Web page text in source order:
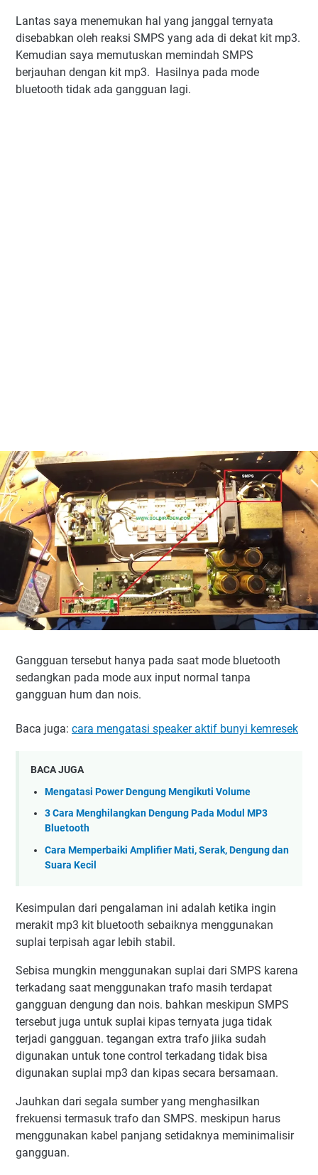
Lantas saya menemukan hal yang janggal ternyata
disebabkan oleh reaksi SMPS yang ada di dekat kit mp3.
Kemudian saya memutuskan memindah SMPS
berjauhan dengan kit mp3. Hasilnya pada mode
bluetooth tidak ada gangguan lagi.
Gangguan tersebut hanya pada saat mode bluetooth
sedangkan pada mode aux input normal tanpa
gangguan hum dan nois.
Baca juga: cara mengatasi speaker aktif bunyi kemresek
BACA JUGA
Mengatasi Power Dengung Mengikuti Volume
3 Cara Menghilangkan Dengung Pada Modul MP3
Bluetooth
Cara Memperbaiki Amplifier Mati, Serak, Dengung dan
Suara Kecil
Kesimpulan dari pengalaman ini adalah ketika ingin
merakit mp3 kit bluetooth sebaiknya menggunakan
suplai terpisah agar lebih stabil.
Sebisa mungkin menggunakan suplai dari SMPS karena
terkadang saat menggunakan trafo masih terdapat
gangguan dengung dan nois. bahkan meskipun SMPS
tersebut juga untuk suplai kipas ternyata juga tidak
terjadi gangguan. tegangan extra trafo jiika sudah
digunakan untuk tone control terkadang tidak bisa
digunakan suplai mp3 dan kipas secara bersamaan.
Jauhkan dari segala sumber yang menghasilkan
frekuensi termasuk trafo dan SMPS. meskipun harus
menggunakan kabel panjang setidaknya meminimalisir
gangguan.